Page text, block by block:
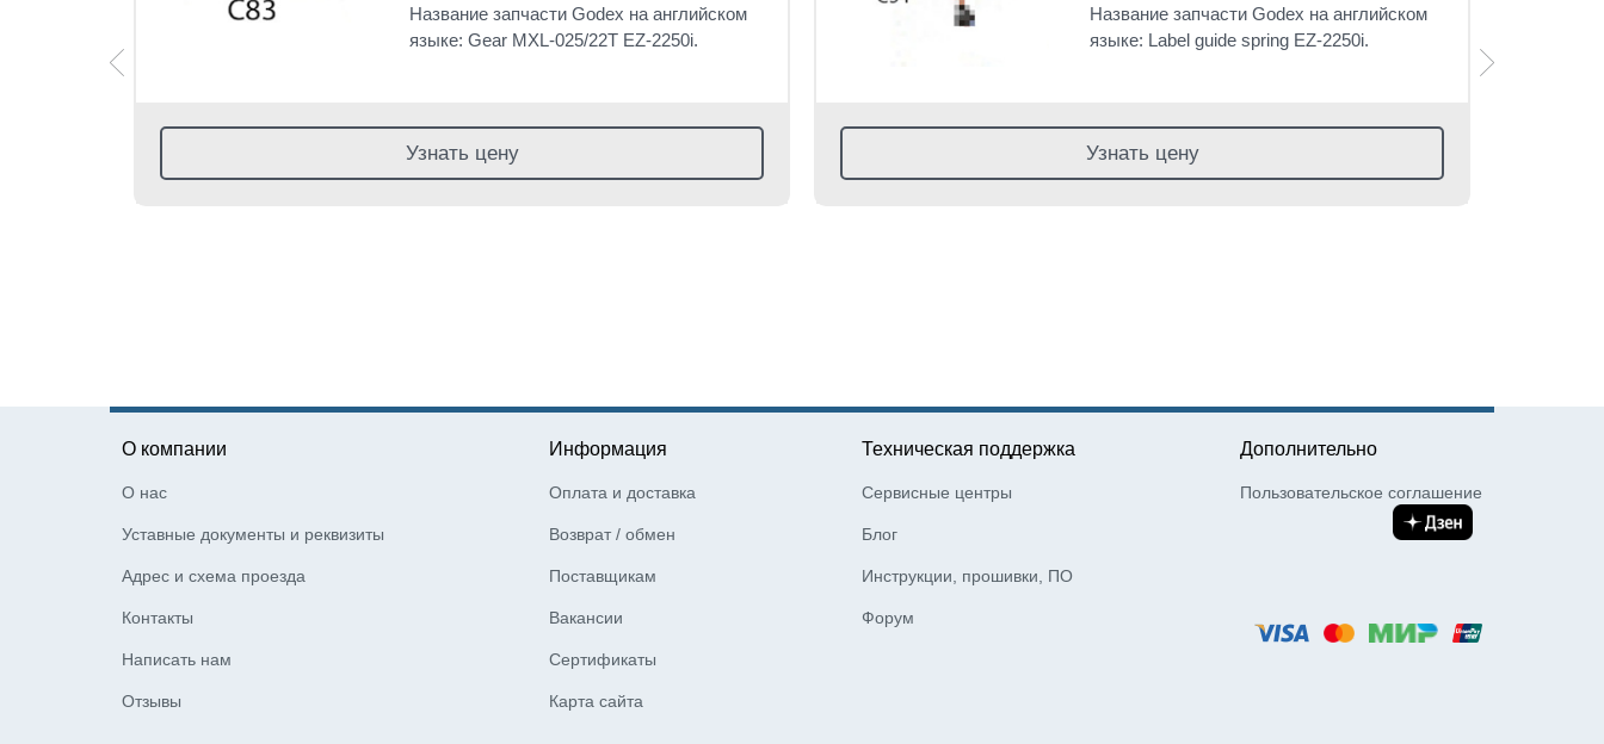
Название запчасти Godex на английском
языке: Gear MXL-025/22T EZ-2250i.
Узнать цену
Название запчасти Godex на английском
языке: Label guide spring EZ-2250i.
Узнать цену
О компании
О нас
Уставные документы и реквизиты
Адрес и схема проезда
Контакты
Написать нам
Отзывы
Информация
Оплата и доставка
Возврат / обмен
Поставщикам
Вакансии
Сертификаты
Карта сайта
Техническая поддержка
Сервисные центры
Блог
Инструкции, прошивки, ПО
Форум
Дополнительно
Пользовательское соглашение